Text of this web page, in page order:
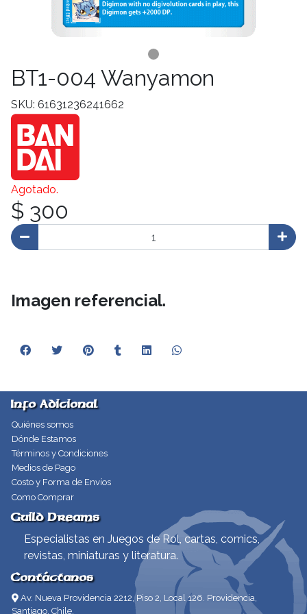
BT1-004 Wanyamon
SKU: 61631236241662
Agotado.
$ 300
Imagen referencial.
Info Adicional
Quiénes somos
Dónde Estamos
Términos y Condiciones
Medios de Pago
Costo y Forma de Envíos
Como Comprar
Guild Dreams
Especialistas en Juegos de Rol, cartas, comics,
revistas, miniaturas y literatura.
Contáctanos
Av. Nueva Providencia 2212, Piso 2, Local 126. Providencia,
Santiago, Chile.